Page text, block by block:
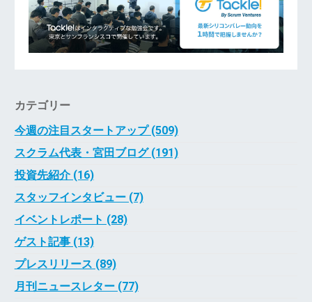
カテゴリー
今週の注目スタートアップ (509)
スクラム代表・宮田ブログ (191)
投資先紹介 (16)
スタッフインタビュー (7)
イベントレポート (28)
ゲスト記事 (13)
プレスリリース (89)
月刊ニュースレター (77)